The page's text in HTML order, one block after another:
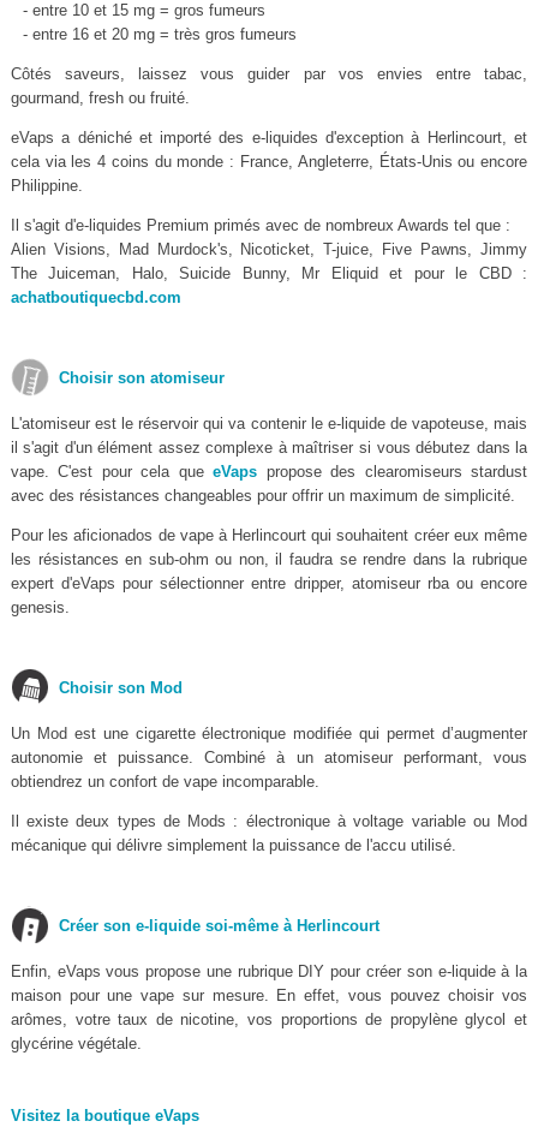
- entre 10 et 15 mg = gros fumeurs
- entre 16 et 20 mg = très gros fumeurs
Côtés saveurs, laissez vous guider par vos envies entre tabac,
gourmand, fresh ou fruité.
eVaps a déniché et importé des e-liquides d'exception à Herlincourt, et
cela via les 4 coins du monde : France, Angleterre, États-Unis ou encore
Philippine.
Il s'agit d'e-liquides Premium primés avec de nombreux Awards tel que :
Alien Visions, Mad Murdock's, Nicoticket, T-juice, Five Pawns, Jimmy
The Juiceman, Halo, Suicide Bunny, Mr Eliquid et pour le CBD :
achatboutiquecbd.com
Choisir son atomiseur
L'atomiseur est le réservoir qui va contenir le e-liquide de vapoteuse, mais
il s'agit d'un élément assez complexe à maîtriser si vous débutez dans la
vape. C'est pour cela queeVaps propose des clearomiseurs stardust
avec des résistances changeables pour offrir un maximum de simplicité.
Pour les aficionados de vape à Herlincourt qui souhaitent créer eux même
les résistances en sub-ohm ou non, il faudra se rendre dans la rubrique
expert d'eVaps pour sélectionner entre dripper, atomiseur rba ou encore
genesis.
Choisir son Mod
Un Mod est une cigarette électronique modifiée qui permet d’augmenter
autonomie et puissance. Combiné à un atomiseur performant, vous
obtiendrez un confort de vape incomparable.
Il existe deux types de Mods : électronique à voltage variable ou Mod
mécanique qui délivre simplement la puissance de l'accu utilisé.
Créer son e-liquide soi-même à Herlincourt
Enfin, eVaps vous propose une rubrique DIY pour créer son e-liquide à la
maison pour une vape sur mesure. En effet, vous pouvez choisir vos
arômes, votre taux de nicotine, vos proportions de propylène glycol et
glycérine végétale.
Visitez la boutique eVaps